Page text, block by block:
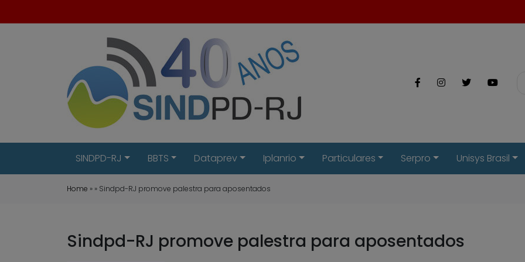
SINDPD-RJ BBTS Dataprev Iplanrio Particulares Serpro Unisys Brasil
Home » » Sindpd-RJ promove palestra para aposentados
Sindpd-RJ promove palestra para aposentados